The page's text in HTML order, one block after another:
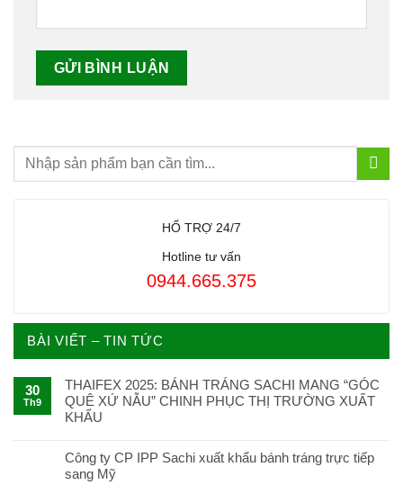
HỔ TRỢ 24/7
Hotline tư vấn
0944.665.375
BÀI VIẾT – TIN TỨC
30
Th9
THAIFEX 2025: BÁNH TRÁNG SACHI MANG “GÓC
QUÊ XỨ NẪU” CHINH PHỤC THỊ TRƯỜNG XUẤT
KHẨU
Công ty CP IPP Sachi xuất khẩu bánh tráng trực tiếp
sang Mỹ